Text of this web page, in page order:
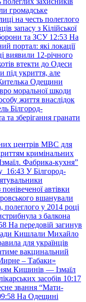
громадське
на честь полеглого
запасу з Кілійської
та ЗСУ 12:53 На
портал: які локації
виявили 12-річного
втекти до Одеси
під укриття, але
Одещини
моральної шкоди
життя внаслідок
Білгород-
та зберігання гранати
центрів МВС для
кримінальних
Фабрика-кухня”
16:43 У Білгород-
автівки
вшанували
у 2014 році
з балкона
На передовій загинув
Кишлали Михайло
для українців
вакцинальний
– Табаки»
Кишинів — Ізмаїл
засобів 10:17
звання “Мати-
На Одещині